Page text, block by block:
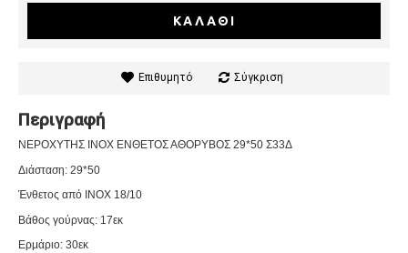
ΚΑΛΆΘΙ
Επιθυμητό Σύγκριση
Περιγραφή
ΝΕΡΟΧΥΤΗΣ INOX ΕΝΘΕΤΟΣ ΑΘΟΡΥΒΟΣ 29*50 Σ33Δ
Διάσταση: 29*50
Ένθετος από INOX 18/10
Βάθος γούρνας: 17εκ
Ερμάριο: 30εκ